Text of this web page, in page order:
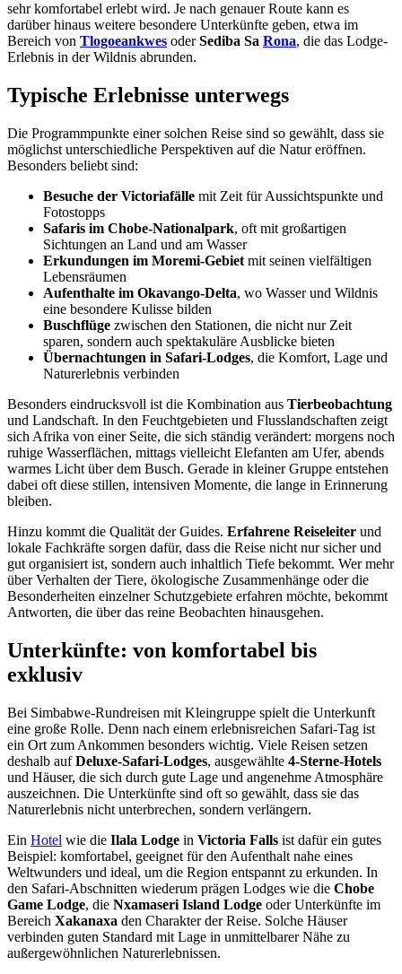
sehr komfortabel erlebt wird. Je nach genauer Route kann es
darüber hinaus weitere besondere Unterkünfte geben, etwa im
Bereich von Tlogoeankwes oderSediba Sa Rona, die das Lodge-
Erlebnis in der Wildnis abrunden.
Typische Erlebnisse unterwegs
Die Programmpunkte einer solchen Reise sind so gewählt, dass sie
möglichst unterschiedliche Perspektiven auf die Natur eröffnen.
Besonders beliebt sind:
Besuche der Victoriafälle mit Zeit für Aussichtspunkte und
Fotostopps
Safaris im Chobe-Nationalpark, oft mit großartigen
Sichtungen an Land und am Wasser
Erkundungen im Moremi-Gebiet mit seinen vielfältigen
Lebensräumen
Aufenthalte im Okavango-Delta, wo Wasser und Wildnis
eine besondere Kulisse bilden
Buschflüge zwischen den Stationen, die nicht nur Zeit
sparen, sondern auch spektakuläre Ausblicke bieten
Übernachtungen in Safari-Lodges, die Komfort, Lage und
Naturerlebnis verbinden
Besonders eindrucksvoll ist die Kombination aus Tierbeobachtung
und Landschaft. In den Feuchtgebieten und Flusslandschaften zeigt
sich Afrika von einer Seite, die sich ständig verändert: morgens noch
ruhige Wasserflächen, mittags vielleicht Elefanten am Ufer, abends
warmes Licht über dem Busch. Gerade in kleiner Gruppe entstehen
dabei oft diese stillen, intensiven Momente, die lange in Erinnerung
bleiben.
Hinzu kommt die Qualität der Guides. Erfahrene Reiseleiter und
lokale Fachkräfte sorgen dafür, dass die Reise nicht nur sicher und
gut organisiert ist, sondern auch inhaltlich Tiefe bekommt. Wer mehr
über Verhalten der Tiere, ökologische Zusammenhänge oder die
Besonderheiten einzelner Schutzgebiete erfahren möchte, bekommt
Antworten, die über das reine Beobachten hinausgehen.
Unterkünfte: von komfortabel bis
exklusiv
Bei Simbabwe-Rundreisen mit Kleingruppe spielt die Unterkunft
eine große Rolle. Denn nach einem erlebnisreichen Safari-Tag ist
ein Ort zum Ankommen besonders wichtig. Viele Reisen setzen
deshalb aufDeluxe-Safari-Lodges, ausgewählte 4-Sterne-Hotels
und Häuser, die sich durch gute Lage und angenehme Atmosphäre
auszeichnen. Die Unterkünfte sind oft so gewählt, dass sie das
Naturerlebnis nicht unterbrechen, sondern verlängern.
Ein Hotel wie die Ilala Lodge in Victoria Falls ist dafür ein gutes
Beispiel: komfortabel, geeignet für den Aufenthalt nahe eines
Weltwunders und ideal, um die Region entspannt zu erkunden. In
den Safari-Abschnitten wiederum prägen Lodges wie die Chobe
Game Lodge, die Nxamaseri Island Lodge oder Unterkünfte im
Bereich Xakanaxa den Charakter der Reise. Solche Häuser
verbinden guten Standard mit Lage in unmittelbarer Nähe zu
außergewöhnlichen Naturerlebnissen.